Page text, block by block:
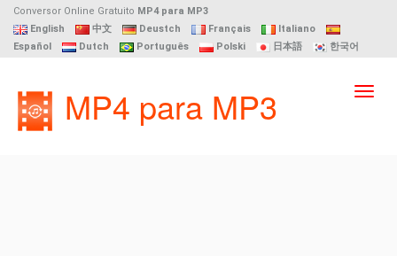
Conversor Online Gratuito MP4 para MP3
English
中文 Deustch Français
Italiano
Español
Dutch Português Polski 日本語 한국어
MP4 para MP3